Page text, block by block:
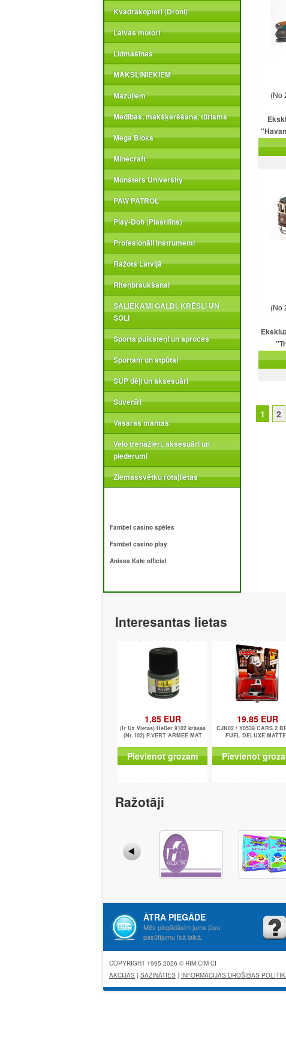
Kvadrakopteri (Droni)
Laivas motori
Lidmašīnas
MĀKSLINIEKIEM
Mazuļiem
Medības, makšķerēšana, tūrisms
Mega Bloks
Minecraft
Monsters University
PAW PATROL
Play-Doh (Plastilīns)
Profesionāli instrumenti
Ražots Latvijā
Riteņbraukšanai
SALIEKAMI GALDI, KRĒSLI UN
SOLI
Sporta pulksteņi un aproces
Sportam un atpūtai
SUP dēļi un aksesuāri
Suvenīri
Vasaras mantas
Velo trenažieri, aksesuāri un
piederumi
Ziemassvētku rotaļlietas
Fambet casino spēles
Fambet casino play
Anissa Kate official
(No
(No
1 2
Interesantas lietas
1.85 EUR
(Ir Uz Vietas) Heller 9102 krāsas
(Nr.102) P.VERT ARMEE MAT
Pievienot grozam
19.85 EUR
CJN02 / Y0539 CARS 2
FUEL DELUXE
Pievienot
Ražotāji
ĀTRA PIEGĀDE
Mēs piegādāsim jums jūsu
pasūtījumu īsā laikā.
COPYRIGHT 1995-2026 © RIM CIM CI
AKCIJAS | SAZINĀTIES | INFORMĀCIJAS DROŠIBAS